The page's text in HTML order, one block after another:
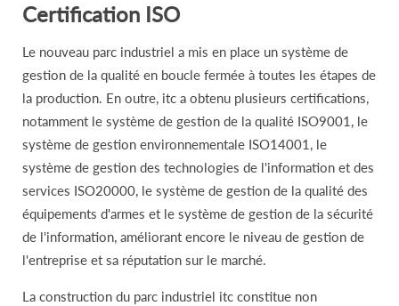
Certification ISO
Le nouveau parc industriel a mis en place un système de
gestion de la qualité en boucle fermée à toutes les étapes de
la production. En outre, itc a obtenu plusieurs certifications,
notamment le système de gestion de la qualité ISO9001, le
système de gestion environnementale ISO14001, le
système de gestion des technologies de l'information et des
services ISO20000, le système de gestion de la qualité des
équipements d'armes et le système de gestion de la sécurité
de l'information, améliorant encore le niveau de gestion de
l'entreprise et sa réputation sur le marché.
La construction du parc industriel itc constitue non